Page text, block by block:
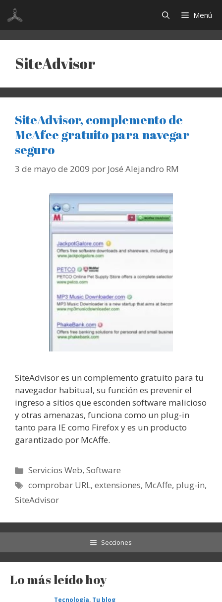
Saltar
contenido
Menú
SiteAdvisor
SiteAdvisor, complemento de
McAfee gratuito para navegar
seguro
3 de mayo de 2009 por José Alejandro RM
SiteAdvisor es un complemento gratuito para tu
navegador habitual, su función es prevenir el
ingreso a sitios que esconden software malicioso
y otras amenazas, funciona como un plug-in
tanto para IE como Firefox y es un producto
garantizado por McAffe.
Categorías
Servicios Web,Software
Etiquetas
comprobar URL,extensiones, McAffe, plug-in,
SiteAdvisor
Secciones
Lo más leído hoy